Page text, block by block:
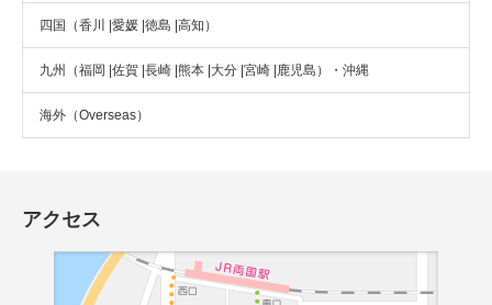
四国（香川 |愛媛 |徳島 |高知）
九州（福岡 |佐賀 |長崎 |熊本 |大分 |宮崎 |鹿児島）・沖縄
海外（Overseas）
アクセス